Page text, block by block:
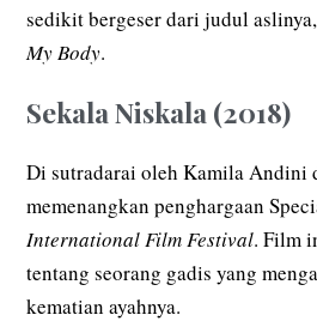
sedikit bergeser dari judul
My Body.
Sekala Niskala (2018)
Di sutradarai oleh Kamila Andini
memenangkan penghargaan
International Film Festival. Film
tentang seorang gadis yang
kematian ayahnya.